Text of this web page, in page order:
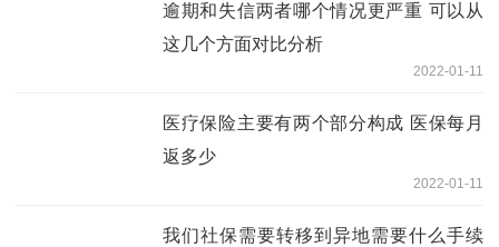
逾期和失信两者哪个情况更严重 可以从
这几个方面对比分析
2022-01-11
医疗保险主要有两个部分构成 医保每月
返多少
2022-01-11
我们社保需要转移到异地需要什么手续